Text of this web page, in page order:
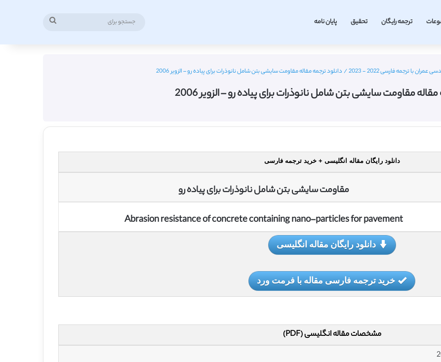
ترجمه رایگان تحقیق پایان نامه
با ترجمه فارسی 2022 - 2023 / دانلود ترجمه مقاله مقاومت سایشی بتن شامل نانوذرات برای پیاده رو – الزویر 2006
مقاومت سایشی بتن شامل نانوذرات برای پیاده رو – الزویر 2006
دانلود رایگان مقاله انگلیسی + خرید ترجمه فارسی
مقاومت سایشی بتن شامل نانوذرات برای پیاده رو
Abrasion resistance of concrete containing nano-particles for pavement
دانلود رایگان مقاله انگلیسی
خرید ترجمه فارسی مقاله با فرمت ورد
مشخصات مقاله انگلیسی (PDF)